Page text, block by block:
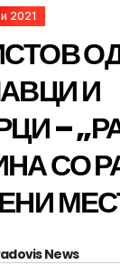
2021
И
–
СО
News